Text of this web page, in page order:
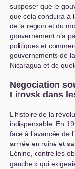
supposer que le
que cela conduira à
de la région et du
gouvernement n’a
politiques et
gouvernements de
Nicaragua et de
Négociation
Litovsk dans
L’histoire de la
indispensable. En
face à l’avancée de
armée en ruine et
Lénine, contre les
gauche» qui